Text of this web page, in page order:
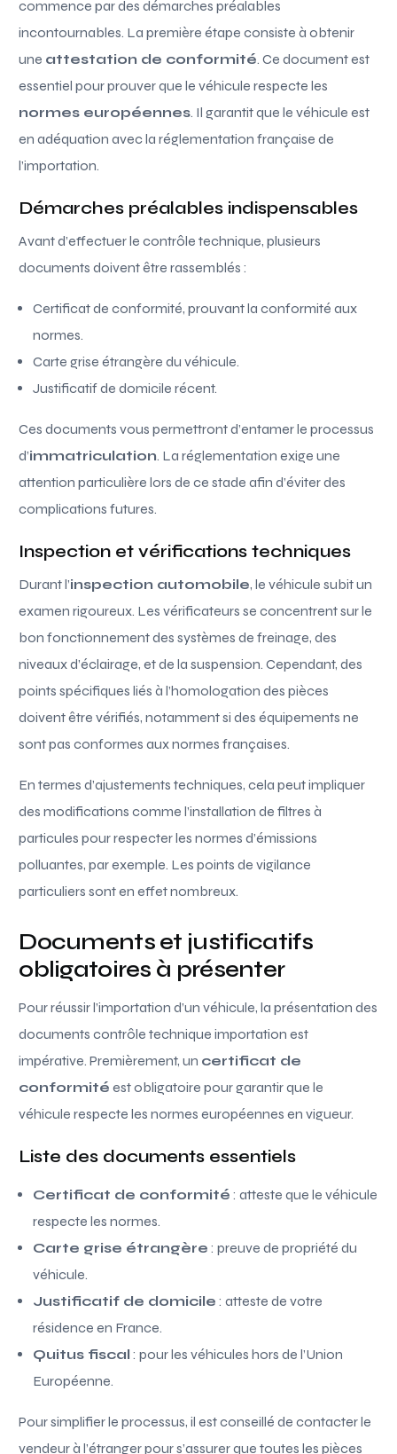
commence par des démarches préalables
incontournables. La première étape consiste à obtenir
une attestation de conformité. Ce document est
essentiel pour prouver que le véhicule respecte les
normes européennes. Il garantit que le véhicule est
en adéquation avec la réglementation française de
l’importation.
Démarches préalables indispensables
Avant d’effectuer le contrôle technique, plusieurs
documents doivent être rassemblés :
Certificat de conformité, prouvant la conformité aux
normes.
Carte grise étrangère du véhicule.
Justificatif de domicile récent.
Ces documents vous permettront d’entamer le processus
d’immatriculation. La réglementation exige une
attention particulière lors de ce stade afin d’éviter des
complications futures.
Inspection et vérifications techniques
Durant l’inspection automobile, le véhicule subit un
examen rigoureux. Les vérificateurs se concentrent sur le
bon fonctionnement des systèmes de freinage, des
niveaux d’éclairage, et de la suspension. Cependant, des
points spécifiques liés à l’homologation des pièces
doivent être vérifiés, notamment si des équipements ne
sont pas conformes aux normes françaises.
En termes d’ajustements techniques, cela peut impliquer
des modifications comme l’installation de filtres à
particules pour respecter les normes d’émissions
polluantes, par exemple. Les points de vigilance
particuliers sont en effet nombreux.
Documents et justificatifs
obligatoires à présenter
Pour réussir l’importation d’un véhicule, la présentation des
documents contrôle technique importation est
impérative. Premièrement, un certificat de
conformité est obligatoire pour garantir que le
véhicule respecte les normes européennes en vigueur.
Liste des documents essentiels
Certificat de conformité : atteste que le véhicule
respecte les normes.
Carte grise étrangère : preuve de propriété du
véhicule.
Justificatif de domicile : atteste de votre
résidence en France.
Quitus fiscal : pour les véhicules hors de l’Union
Européenne.
Pour simplifier le processus, il est conseillé de contacter le
vendeur à l’étranger pour s’assurer que toutes les pièces